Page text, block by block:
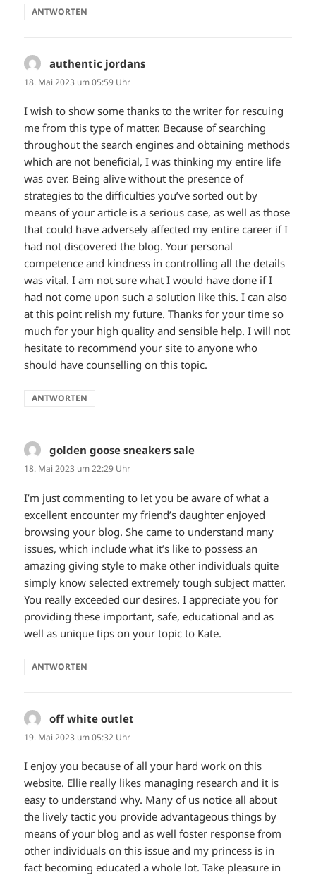
ANTWORTEN
authentic jordans
18. Mai 2023 um 05:59 Uhr
I wish to show some thanks to the writer for rescuing
me from this type of matter. Because of searching
throughout the search engines and obtaining methods
which are not beneficial, I was thinking my entire life
was over. Being alive without the presence of
strategies to the difficulties you’ve sorted out by
means of your article is a serious case, as well as those
that could have adversely affected my entire career if I
had not discovered the blog. Your personal
competence and kindness in controlling all the details
was vital. I am not sure what I would have done if I
had not come upon such a solution like this. I can also
at this point relish my future. Thanks for your time so
much for your high quality and sensible help. I will not
hesitate to recommend your site to anyone who
should have counselling on this topic.
ANTWORTEN
golden goose sneakers sale
18. Mai 2023 um 22:29 Uhr
I’m just commenting to let you be aware of what a
excellent encounter my friend’s daughter enjoyed
browsing your blog. She came to understand many
issues, which include what it’s like to possess an
amazing giving style to make other individuals quite
simply know selected extremely tough subject matter.
You really exceeded our desires. I appreciate you for
providing these important, safe, educational and as
well as unique tips on your topic to Kate.
ANTWORTEN
off white outlet
19. Mai 2023 um 05:32 Uhr
I enjoy you because of all your hard work on this
website. Ellie really likes managing research and it is
easy to understand why. Many of us notice all about
the lively tactic you provide advantageous things by
means of your blog and as well foster response from
other individuals on this issue and my princess is in
fact becoming educated a whole lot. Take pleasure in